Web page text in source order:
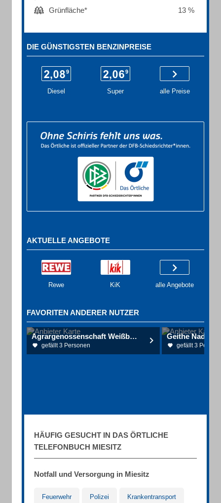
Grünfläche*
13 %
DIE GÜNSTIGSTEN BENZINPREISE
Diesel Super alle Preise
AKTUELLE ANGEBOTE
Rewe KiK alle Angebote
FAVORITEN ANDERER NUTZER
Agrargenossenschaft Weißbach e.G. Fleischerei
gefällt 3 Personen gefällt 3
HÄUFIG GESUCHT IN DAS ÖRTLICHE
TELEFONBUCH MIESITZ
Notfall und Versorgung in Miesitz
Feuerwehr Polizei Krankentransport